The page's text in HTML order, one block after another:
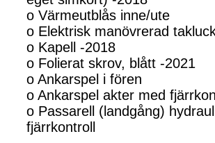
o Värmeutblås inne/ute
o Elektrisk manövrerad
o Kapell -2018
o Folierat skrov, blått -2021
o Ankarspel i fören
o Ankarspel akter med
o Passarell (landgång)
fjärrkontroll